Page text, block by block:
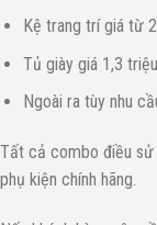
Kệ trang trí giá từ
Tủ giày giá 1,3
Ngoài ra tùy nhu
Tất cả combo điều sử
phụ kiện chính hãng.